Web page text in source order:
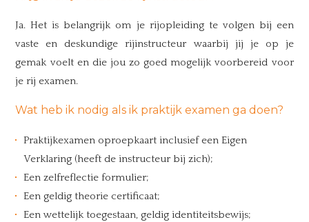
Ja. Het is belangrijk om je rijopleiding te volgen bij een
vaste en deskundige rijinstructeur waarbij jij je op je
gemak voelt en die jou zo goed mogelijk voorbereid voor
je rij examen.
Wat heb ik nodig als ik praktijk examen ga doen?
Praktijkexamen oproepkaart inclusief een Eigen
Verklaring (heeft de instructeur bij zich);
Een zelfreflectie formulier;
Een geldig theorie certificaat;
Een wettelijk toegestaan, geldig identiteitsbewijs;